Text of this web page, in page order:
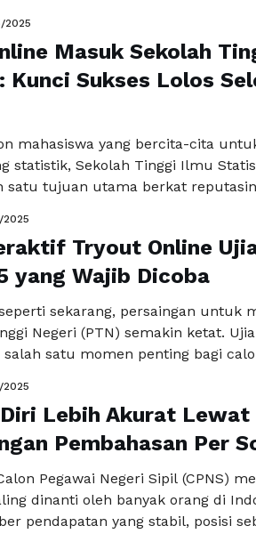
mengukur kemampuan dan
cerdas dalam persiapan ini
yang tidak hanya
2025
Masuk Sekolah
Sukses Lolos
mahasiswa yang bercita-cita
statistik, Sekolah Tinggi Ilmu
satu tujuan utama berkat
di STIS dikenal cukup ketat,
yang harus dilalui. Salah satu cara
diri … Baca Selengkapnya
2025
Tryout Online
yang Wajib Dicoba
sekarang, persaingan untuk
Negeri (PTN) semakin ketat.
salah satu momen penting bagi
efektif untuk mempersiapkan diri
adalah melalui Tryout online Ujian
fitur interaktif …Baca Selengkapnya
2025
Lebih Akurat
Pembahasan Per
Pegawai Negeri Sipil (CPNS)
dinanti oleh banyak orang di
pendapatan yang stabil, posisi